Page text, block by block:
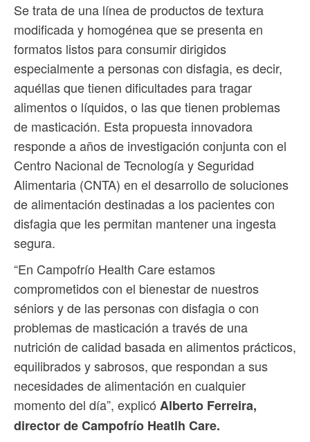
Se trata de una línea de productos de textura
modificada y homogénea que se presenta en
formatos listos para consumir dirigidos
especialmente a personas con disfagia, es decir,
aquéllas que tienen dificultades para tragar
alimentos o líquidos, o las que tienen problemas
de masticación. Esta propuesta innovadora
responde a años de investigación conjunta con el
Centro Nacional de Tecnología y Seguridad
Alimentaria (CNTA) en el desarrollo de soluciones
de alimentación destinadas a los pacientes con
disfagia que les permitan mantener una ingesta
segura.
“En Campofrío Health Care estamos
comprometidos con el bienestar de nuestros
séniors y de las personas con disfagia o con
problemas de masticación a través de una
nutrición de calidad basada en alimentos prácticos,
equilibrados y sabrosos, que respondan a sus
necesidades de alimentación en cualquier
momento del día”, explicó Alberto Ferreira,
director de Campofrío Heatlh Care.